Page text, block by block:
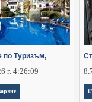
по Туризъм,
г. 4:26:09